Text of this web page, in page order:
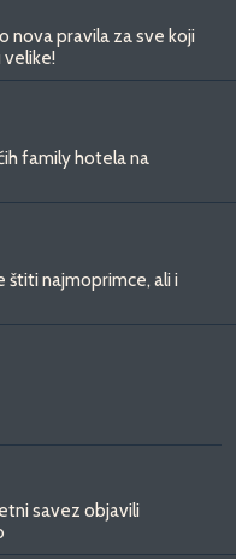
nova pravila za sve koji
velike!
family hotela na
štiti najmoprimce, ali i
savez objavili